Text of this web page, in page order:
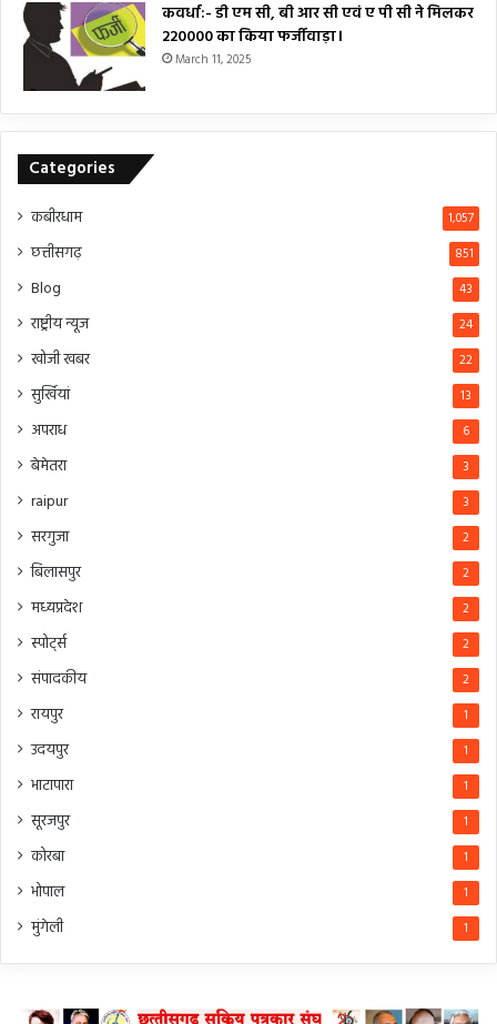
कवर्धा:- डी एम सी, बी आर सी एवं ए पी सी ने मिलकर
₹220000 का किया फर्जीवाड़ा।
March 11, 2025
Categories
कबीरधाम 1,057
छत्तीसगढ़ 851
Blog 43
राष्ट्रीय न्यूज 24
खोजी खबर 22
सुर्खियां 13
अपराध 6
बेमेतरा 3
raipur 3
सरगुजा 2
बिलासपुर 2
मध्यप्रदेश 2
स्पोर्ट्स 2
संपादकीय 2
रायपुर 1
उदयपुर 1
भाटापारा 1
सूरजपुर 1
कोरबा 1
भोपाल 1
मुंगेली 1